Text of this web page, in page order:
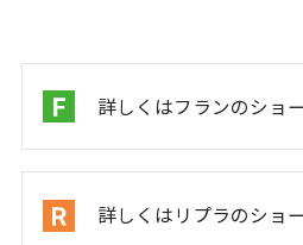
詳しくはフランのショ
詳しくはリプラのショ